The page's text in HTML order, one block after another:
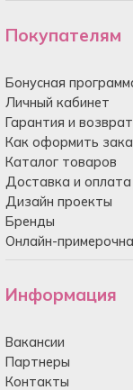
Покупателям
Бонусная
Личный кабинет
Гарантия и возврат
Как оформить
Каталог товаров
Доставка и оплата
Дизайн проекты
Бренды
Онлайн-
Информация
Вакансии
Партнеры
Контакты